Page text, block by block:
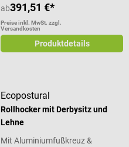
ab391,51 €*
Preise inkl. MwSt. zzgl.
Versandkosten
Produktdetails
Ecopostural
Rollhocker mit Derbysitz und
Lehne
Mit Aluminiumfußkreuz &